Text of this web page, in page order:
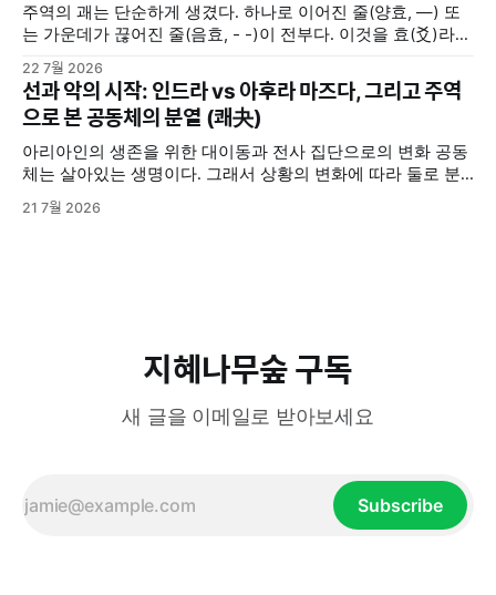
주역의 괘는 단순하게 생겼다. 하나로 이어진 줄(양효, —) 또
는 가운데가 끊어진 줄(음효, - -)이 전부다. 이것을 효(爻)라고
부른다. 음효와 양효는 세상의 모든 음과 양을 상징한다. 여자
와 남자, 하늘과 땅, 밤과 낮, 여름과 겨울 ... 세상에 존재하는
삼라만상의 모든 것들은 음과 양 2분법적으로 구분해볼 수 있
다. 그렇다고 음과 양이 언제나
22 7월 2026
선과 악의 시작: 인드라 vs 아후라 마즈다, 그리고 주역
으로 본 공동체의 분열 (쾌夬)
아리아인의 생존을 위한 대이동과 전사 집단으로의 변화 공동
체는 살아있는 생명이다. 그래서 상황의 변화에 따라 둘로 분
열되기도 하고, 분열된 두 그룹이 서로 대립 갈등하기도 한다.
기원전 2000년경, 중앙아시아 초원의 유목민이었던 아리아인
21 7월 2026
지혜나무숲 구독
새 글을 이메일로 받아보세요
Subscribe